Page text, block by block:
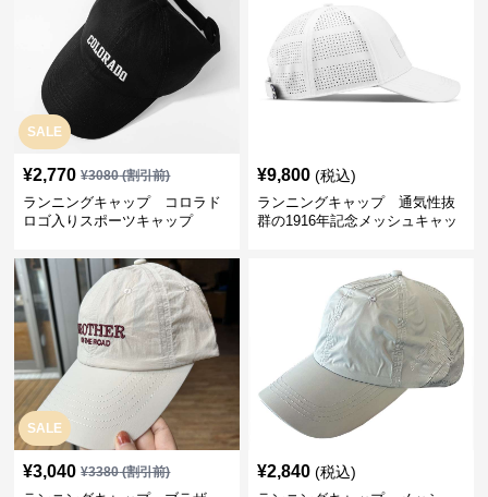
SALE
¥2,770 ¥3080(割引前)
ランニングキャップ コロラド
ロゴ入りスポーツキャップ
¥9,800 (税込)
ランニングキャップ 通気性抜
群の1916年記念メッシュキャッ
SALE
¥3,040 ¥3380(割引前) ¥2,840 (税込)